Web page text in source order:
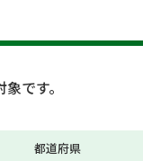
です。
都道府県